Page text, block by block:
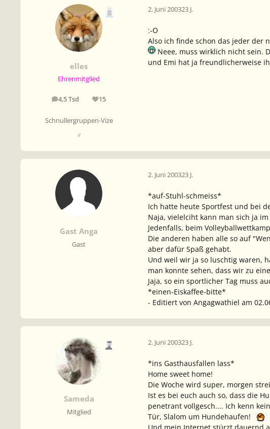
elles
Ehrenmitglied
4,5 Tsd
Beiträge 15
Reputation
Schnullergruppen-Vize
♂
2. Juni 200323 J.
:-O
Also ich finde schon das jeder der
Neee, muss wirklich nicht sein.
und Emi hat ja freundlicherweise
Gast Anga
Gast
2. Juni 200323 J.
*auf-Stuhl-schmeiss*
Ich hatte heute Sportfest und bei
Naja, vielelciht kann man sich ja
Jedenfalls, beim
Die anderen haben alle so auf
aber dafür Spaß gehabt.
Und weil wir ja so luschtig waren,
man konnte sehen, dass wir zu
Jaja, so ein sportlicher Tag muss
*einen-Eiskaffee-bitte*
- Editiert von Angagwathiel am
Sameda
Mitglied
2. Juni 200323 J.
*ins Gasthausfallen lass*
Home sweet home!
Die Woche wird super, morgen
Ist es bei euch auch so, dass die
penetrant vollgesch.... Ich kenn
Tür, Slalom um Hundehaufen!